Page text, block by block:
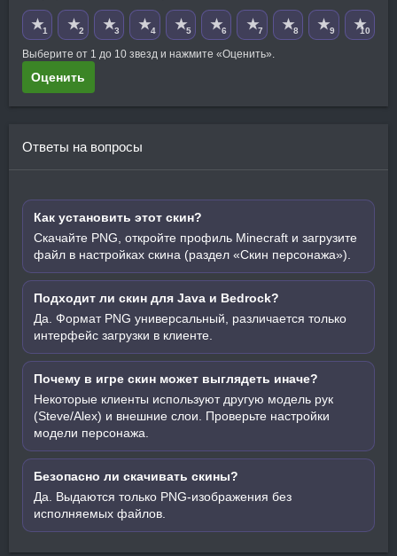
★1 ★2 ★3 ★4 ★5 ★6 ★7 ★8 ★9 ★10
Выберите от 1 до 10 звезд и нажмите «Оценить».
Оценить
Ответы на вопросы
Как установить этот скин?
Скачайте PNG, откройте профиль Minecraft и загрузите
файл в настройках скина (раздел «Скин персонажа»).
Подходит ли скин для Java и Bedrock?
Да. Формат PNG универсальный, различается только
интерфейс загрузки в клиенте.
Почему в игре скин может выглядеть иначе?
Некоторые клиенты используют другую модель рук
(Steve/Alex) и внешние слои. Проверьте настройки
модели персонажа.
Безопасно ли скачивать скины?
Да. Выдаются только PNG-изображения без
исполняемых файлов.